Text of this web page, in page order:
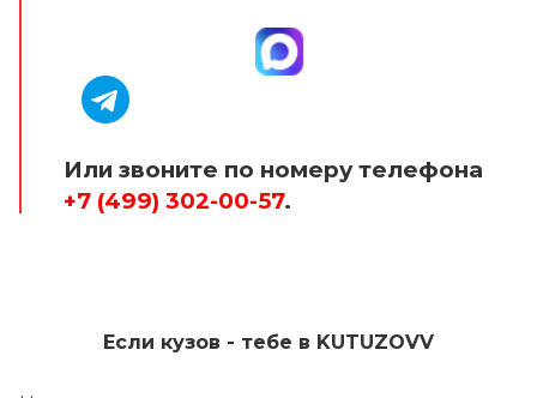
Или звоните по номеру телефона
+7 (499) 302-00-57.
Если кузов - тебе в KUTUZOVV